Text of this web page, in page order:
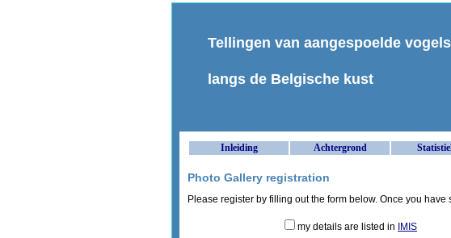
Tellingen van aangespoelde vogels
langs de Belgische kust
Inleiding Achtergrond
Photo Gallery registration
Please register by filling out the form below. Once you
my details are listed in
IMIS